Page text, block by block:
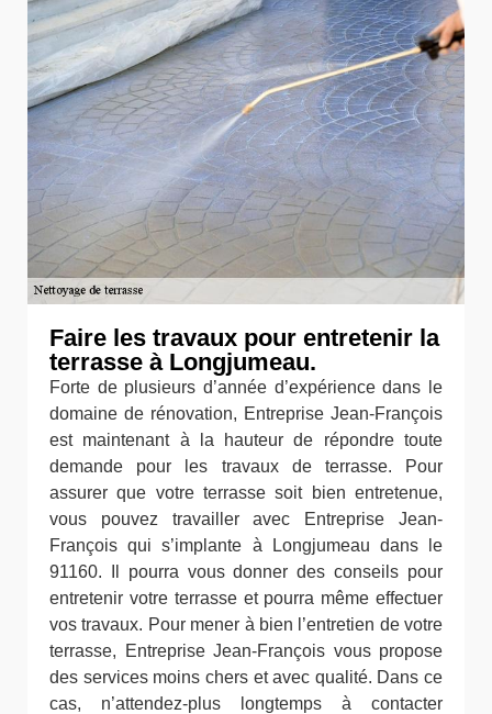
Faire les travaux pour entretenir la
terrasse à Longjumeau.
Forte de plusieurs d’année d’expérience dans le
domaine de rénovation, Entreprise Jean-François
est maintenant à la hauteur de répondre toute
demande pour les travaux de terrasse. Pour
assurer que votre terrasse soit bien entretenue,
vous pouvez travailler avec Entreprise Jean-
François qui s’implante à Longjumeau dans le
91160. Il pourra vous donner des conseils pour
entretenir votre terrasse et pourra même effectuer
vos travaux. Pour mener à bien l’entretien de votre
terrasse, Entreprise Jean-François vous propose
des services moins chers et avec qualité. Dans ce
cas, n’attendez-plus longtemps à contacter